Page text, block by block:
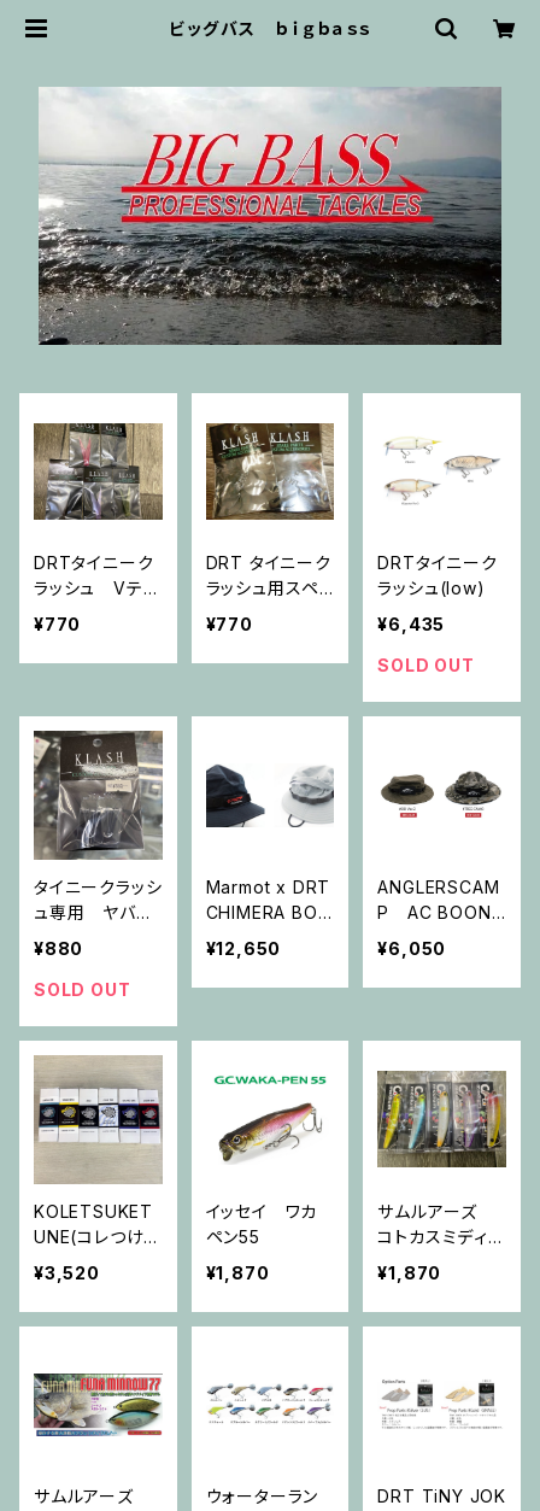
ビッグバス ｂｉｇｂａｓｓ
DRTタイニーク
ラッシュ Vテー
ル
¥770
DRT タイニーク
ラッシュ用スペ
アーリップ TIN
ーリップ
¥770
DRTタイニーク
ラッシュ(low)
¥6,435
SOLD OUT
タイニークラッシ
ュ専用 ヤバセ
リップ
¥880
SOLD OUT
Marmot x DRT
CHIMERA BOO
NIE HAT
¥12,650
ANGLERSCAM
P AC BOONI
E GEN2
¥6,050
KOLETSUKET
UNE(コレつけチ
ューン)
¥3,520
イッセイ ワカ
ペン55
¥1,870
サムルアーズ
コトカスミディア
ム
¥1,870
サムルアーズ
ウォーターラン
DRT TiNY JOK